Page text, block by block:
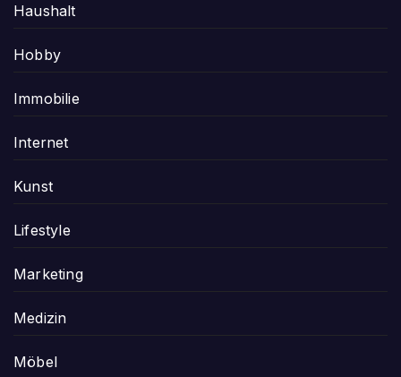
Haushalt
Hobby
Immobilie
Internet
Kunst
Lifestyle
Marketing
Medizin
Möbel